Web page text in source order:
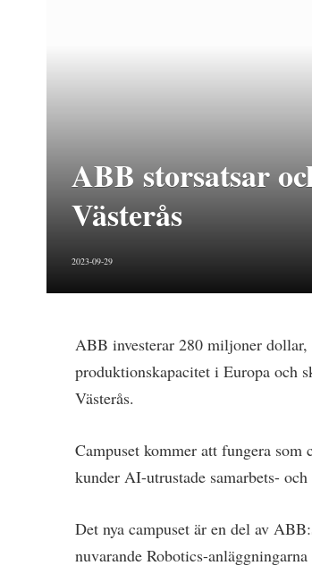
ABB storsatsar
Västerås
2023-09-29
ABB investerar 280 miljoner
produktionskapacitet i Europa och
Västerås.
Campuset kommer att fungera
kunder AI-utrustade samarbets-
Det nya campuset är en del av
nuvarande Robotics-